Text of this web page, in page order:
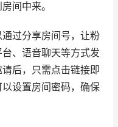
间中来。
过分享房间号，让粉
、语音聊天等方式发
后，只需点击链接即
设置房间密码，确保